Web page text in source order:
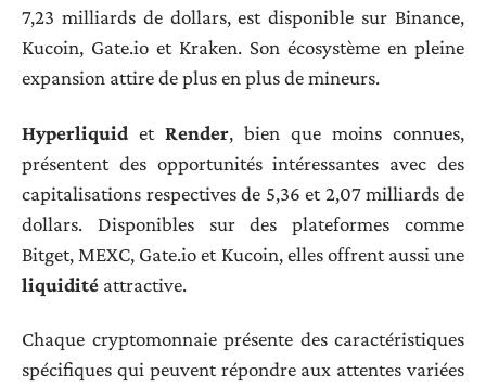
7,23 milliards de dollars, est disponible sur Binance,
Kucoin, Gate.io et Kraken. Son écosystème en pleine
expansion attire de plus en plus de mineurs.
Hyperliquid et Render, bien que moins connues,
présentent des opportunités intéressantes avec des
capitalisations respectives de 5,36 et 2,07 milliards de
dollars. Disponibles sur des plateformes comme
Bitget, MEXC, Gate.io et Kucoin, elles offrent aussi une
liquidité attractive.
Chaque cryptomonnaie présente des caractéristiques
spécifiques qui peuvent répondre aux attentes variées